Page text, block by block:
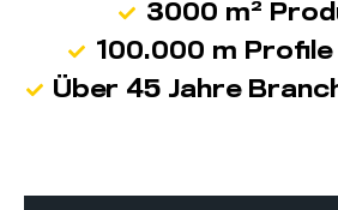
3000 m²
100.000 m
Über 45 Jahre